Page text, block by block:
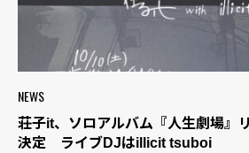
NEWS
荘子it、ソロアルバム『人生劇場』
決定 ライブDJはillicit tsuboi